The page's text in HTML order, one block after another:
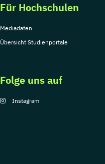
Für Hochschulen
Mediadaten
Übersicht Studienportale
Folge uns auf
Instagram